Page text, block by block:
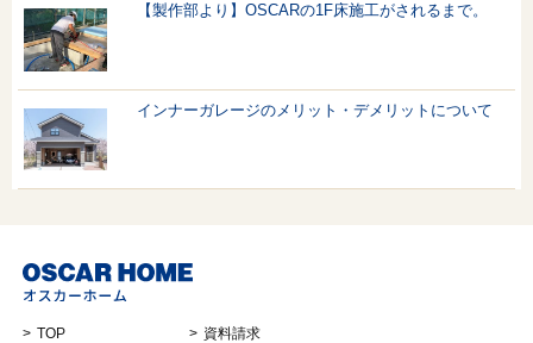
【製作部より】OSCARの1F床施工がされるまで。
インナーガレージのメリット・デメリットについて
TOP
資料請求